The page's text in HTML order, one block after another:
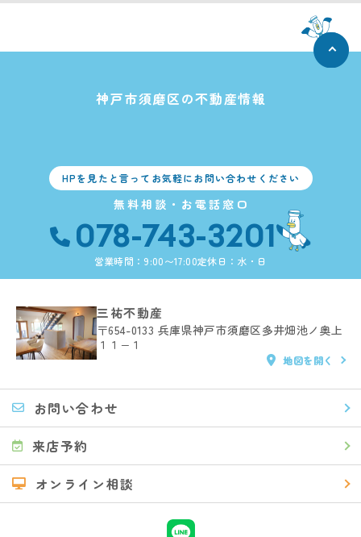
神戸市須磨区の不動産情報
HPを見たと言ってお気軽にお問い合わせください
無料相談・お電話窓口
078-743-3201
営業時間：9:00〜17:00定休日：水・日
三祐不動産
〒654-0133 兵庫県神戸市須磨区多井畑池ノ奥上
１１−１
地図を開く
お問い合わせ
来店予約
オンライン相談